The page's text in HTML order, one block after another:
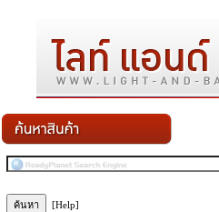
[Help]